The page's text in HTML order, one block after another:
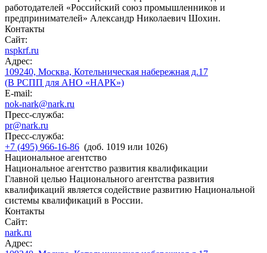
работодателей «Российский союз промышленников и
предпринимателей» Александр Николаевич Шохин.
Контакты
Сайт:
nspkrf.ru
Адрес:
109240, Москва, Котельническая набережная д.17
(В РСПП для АНО «НАРК»)
E-mail:
nok-nark@nark.ru
Пресс-служба:
pr@nark.ru
Пресс-служба:
+7 (495) 966-16-86 (доб. 1019 или 1026)
Национальное агентство
Национальное агентство развития квалификации
Главной целью Национального агентства развития
квалификаций является содействие развитию Национальной
системы квалификаций в России.
Контакты
Сайт:
nark.ru
Адрес: